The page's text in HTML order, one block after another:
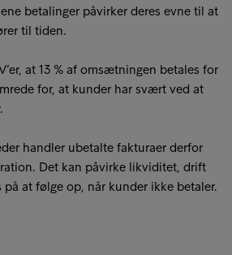
betalinger påvirker deres evne til at
til tiden.
at 13 % af omsætningen betales for
for, at kunder har svært ved at
handler ubetalte fakturaer derfor
Det kan påvirke likviditet, drift
at følge op, når kunder ikke betaler.